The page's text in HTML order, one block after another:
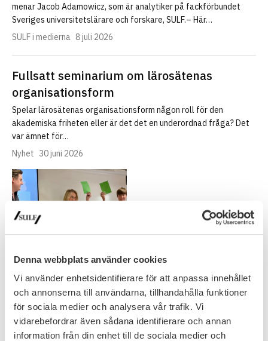
Denna webbplats använder cookies
Vi använder enhetsidentifierare för att anpassa innehållet
och annonserna till användarna, tillhandahålla funktioner
för sociala medier och analysera vår trafik. Vi
vidarebefordrar även sådana identifierare och annan
information från din enhet till de sociala medier och
menar Jacob Adamowicz, som är analytiker på fackförbundet
Sveriges universitetslärare och forskare, SULF.– Här…
SULF i medierna 8 juli 2026
Fullsatt seminarium om lärosätenas
organisationsform
Spelar lärosätenas organisationsform någon roll för den
akademiska friheten eller är det det en underordnad fråga? Det
var ämnet för…
Nyhet 30 juni 2026
NYHETSARKIV
Ledare i Universitetsläraren